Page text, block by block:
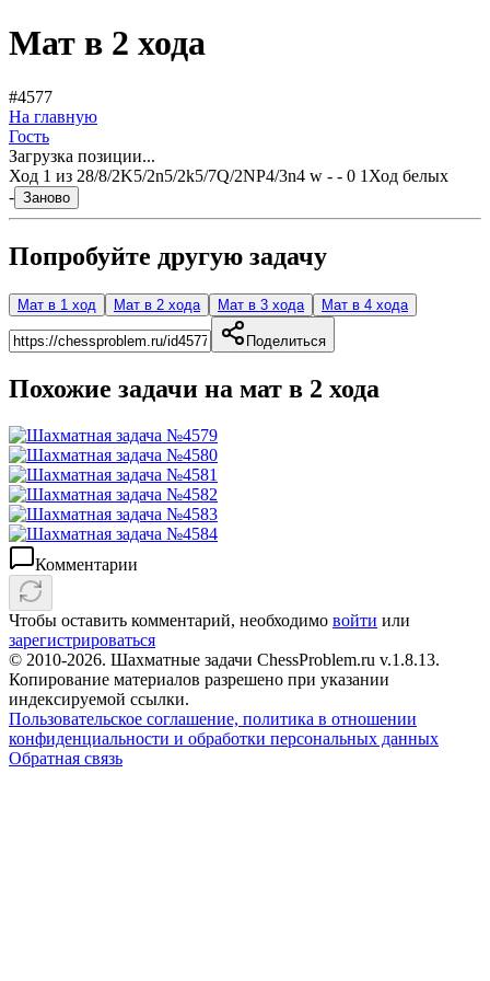
Мат в 2 хода
#4577
На главную
Гость
Загрузка позиции...
Ход 1 из 28/8/2K5/2n5/2k5/7Q/2NP4/3n4 w - - 0 1 Ход белых
- Заново
Попробуйте другую задачу
Мат в 1 ход Мат в 2 хода Мат в 3 хода Мат в 4 хода
Поделиться
Похожие задачи на мат в 2 хода
Комментарии
Чтобы оставить комментарий, необходимо войти или
зарегистрироваться
© 2010-2026. Шахматные задачи ChessProblem.ru v.1.8.13.
Копирование материалов разрешено при указании
индексируемой ссылки.
Пользовательское соглашение, политика в отношении
конфиденциальности и обработки персональных данных
Обратная связь